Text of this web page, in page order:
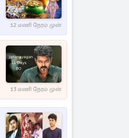
12 மணி நேரம் முன்
13 மணி நேரம் முன்